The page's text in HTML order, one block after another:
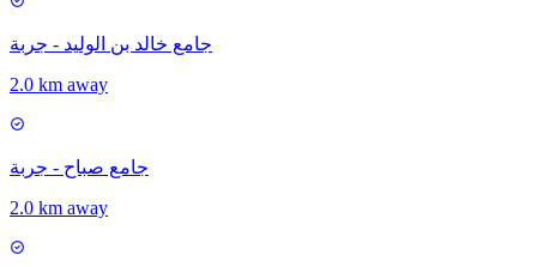
جامع خالد بن الوليد - جربة
2.0 km away
جامع صباح - جربة
2.0 km away